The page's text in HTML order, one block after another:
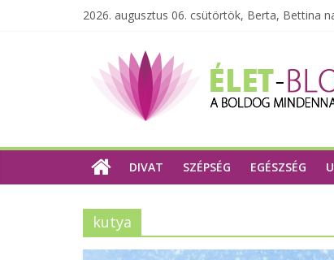
2026. augusztus 06. csütörtök, Berta, Bettina
DIVAT SZÉPSÉG EGÉSZSÉG
kutya